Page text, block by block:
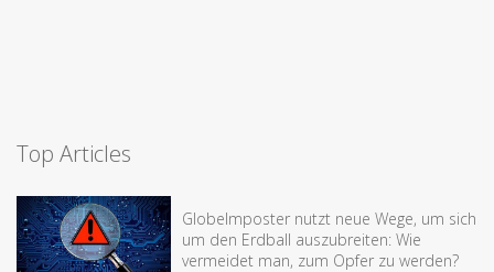
Top Articles
Globelmposter nutzt neue Wege, um sich
um den Erdball auszubreiten: Wie
vermeidet man, zum Opfer zu werden?